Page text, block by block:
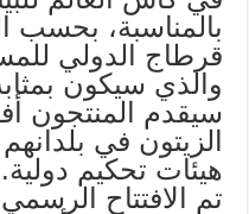
بالمناسبة، بحسب
قرطاج الدولي
والذي سيكون
سيقدم المنتجون
الزيتون في
هيئات تحكيم دولية.
تم الافتتاح